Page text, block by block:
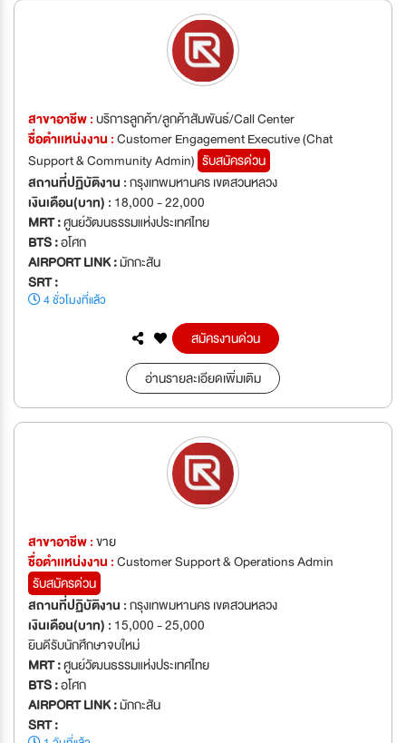
สาขาอาชีพ :บริการลูกค้า/ลูกค้าสัมพันธ์/Call Center
ชื่อตำเเหน่งงาน :Customer Engagement Executive (Chat
Support & Community Admin) รับสมัครด่วน
สถานที่ปฏิบัติงาน :กรุงเทพมหานคร เขตสวนหลวง
เงินเดือน(บาท) : 18,000 - 22,000
MRT :ศูนย์วัฒนธรรมแห่งประเทศไทย
BTS :อโศก
AIRPORT LINK :มักกะสัน
SRT :
4 ชั่วโมงที่แล้ว
สมัครงานด่วน
อ่านรายละเอียดเพิ่มเติม
สาขาอาชีพ :ขาย
ชื่อตำเเหน่งงาน :Customer Support & Operations Admin
รับสมัครด่วน
สถานที่ปฏิบัติงาน :กรุงเทพมหานคร เขตสวนหลวง
เงินเดือน(บาท) : 15,000 - 25,000
ยินดีรับนักศึกษาจบใหม่
MRT :ศูนย์วัฒนธรรมแห่งประเทศไทย
BTS :อโศก
AIRPORT LINK :มักกะสัน
SRT :